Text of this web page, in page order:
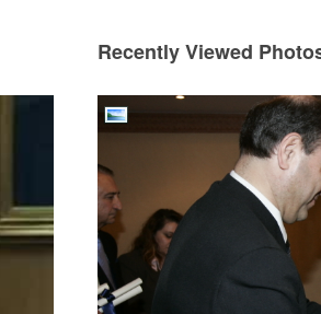
Recently Viewed